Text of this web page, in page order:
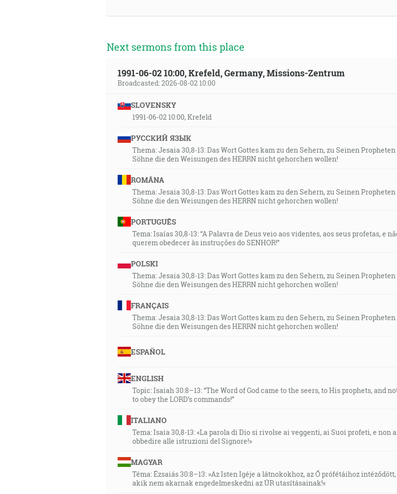
Next sermons from this place
1991-06-02 10:00, Krefeld, Germany, Missions-Zentrum
Broadcasted: 2026-08-02 10:00
SLOVENSKY
1991-06-02 10:00, Krefeld
РУССКИЙ ЯЗЫК
Thema: Jesaia 30,8-13: Das Wort Gottes kam zu den Sehern, zu Seinen
Söhne die den Weisungen des HERRN nicht gehorchen wollen!
ROMÂNA
Thema: Jesaia 30,8-13: Das Wort Gottes kam zu den Sehern, zu Seinen
Söhne die den Weisungen des HERRN nicht gehorchen wollen!
PORTUGUÊS
Tema: Isaías 30,8-13: “A Palavra de Deus veio aos videntes, aos seus profetas, e
querem obedecer às instruções do SENHOR!”
POLSKI
Thema: Jesaia 30,8-13: Das Wort Gottes kam zu den Sehern, zu Seinen
Söhne die den Weisungen des HERRN nicht gehorchen wollen!
FRANÇAIS
Thema: Jesaia 30,8-13: Das Wort Gottes kam zu den Sehern, zu Seinen
Söhne die den Weisungen des HERRN nicht gehorchen wollen!
ESPAÑOL
ENGLISH
Topic: Isaiah 30:8–13: “The Word of God came to the seers, to His prophets, and
to obey the LORD’s commands!”
ITALIANO
Tema: Isaia 30,8-13: «La parola di Dio si rivolse ai veggenti, ai Suoi profeti, e
obbedire alle istruzioni del Signore!»
MAGYAR
Téma: Ézsaiás 30:8–13: »Az Isten Igéje a látnokokhoz, az Ő prófétáihoz
akik nem akarnak engedelmeskedni az ÚR utasításainak!«